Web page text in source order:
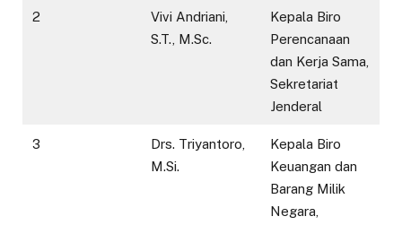
2
Vivi Andriani,
S.T., M.Sc.
Kepala Biro
Perencanaan
dan Kerja Sama,
Sekretariat
Jenderal
3
Drs. Triyantoro,
M.Si.
Kepala Biro
Keuangan dan
Barang Milik
Negara,